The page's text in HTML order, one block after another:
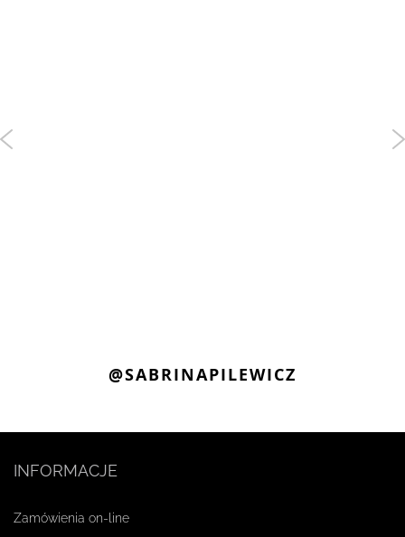
@SABRINAPILEWICZ
INFORMACJE
Zamówienia on-line